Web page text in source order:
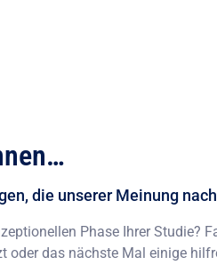
die unserer Meinung
Phase Ihrer Studie?
das nächste Mal einige